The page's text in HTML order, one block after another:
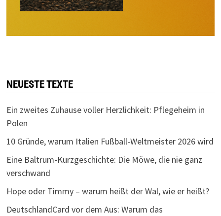
NEUESTE TEXTE
Ein zweites Zuhause voller Herzlichkeit: Pflegeheim in
Polen
10 Gründe, warum Italien Fußball-Weltmeister 2026 wird
Eine Baltrum-Kurzgeschichte: Die Möwe, die nie ganz
verschwand
Hope oder Timmy – warum heißt der Wal, wie er heißt?
DeutschlandCard vor dem Aus: Warum das